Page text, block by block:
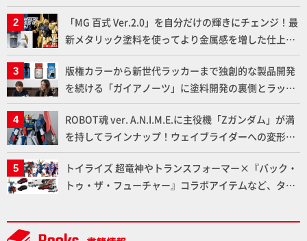
下ろしでご紹介!!さらに「大鉄人17」＆「ワンエイ
ト」セット情報もお届け！【超合金の魂】
「MG 百式 Ver.2.0」を自分だけの輝きにチェンジ！最
新メタリック塗料を使ってより金属感を増した仕上が
りに!!【試し読み】
版権カラーから新世代ラッカーまで独創的な製品開発
を続ける「ガイアノーツ」に塗料開発の裏側とラッカ
ー塗料の未来についてインタビュー！
ROBOT魂 ver. A.N.I.M.E.に主役機「Zガンダム」が満
を持してラインナップ！ウェイブライダーへの変形、
劇中どおりのプロポーションを再現【機動戦士Zガン
ダム】
トイライズ 超竜神やトランスフォーマー×『バック・
トゥ・ザ・フューチャー』コラボアイテムなど、タカ
NEWITEM】